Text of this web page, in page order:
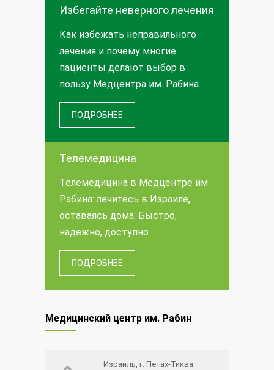
Избегайте неверного лечения
Как избежать неправильного
лечения и почему многие
пациенты делают выбор в
пользу Медцентра им. Рабина.
ПОДРОБНЕЕ
Телемедицина
Телемедицина в Медцентре им.
Рабина: лечитесь в Израиле,
оставаясь дома. Быстро,
надежно, доступно.
ПОДРОБНЕЕ
Медицинский центр им. Рабин
Израиль, г. Петах-Тиква